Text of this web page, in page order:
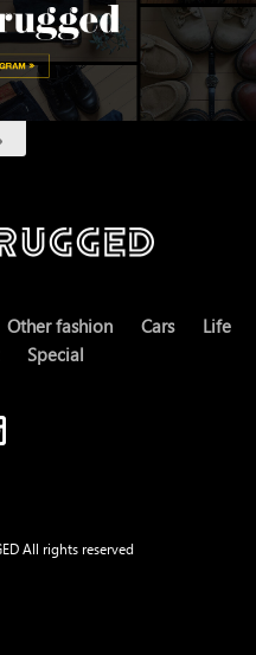
Other fashion Cars
Life
Special
All rights reserved